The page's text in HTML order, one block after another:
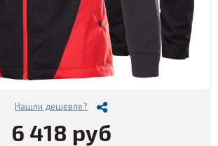
Нашли дешевле?
6 418 руб